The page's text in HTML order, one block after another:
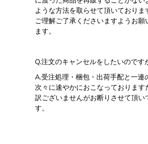
ような方法を取らせて頂いておりま
ご理解ご了承くださいますようお願
ます。
Q.注文のキャンセルをしたいのです
A.受注処理・梱包・出荷手配と一連
次々に速やかにおこなっております
訳ございませんがお断りさせて頂い
す。